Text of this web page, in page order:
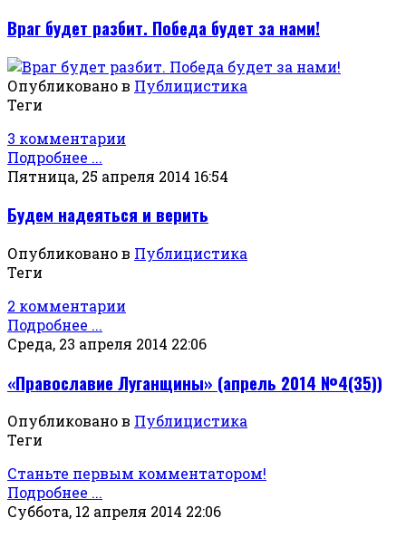
Враг будет разбит. Победа будет за нами!
Опубликовано в Публицистика
Теги
3 комментарии
Подробнее ...
Пятница, 25 апреля 2014 16:54
Будем надеяться и верить
Опубликовано в Публицистика
Теги
2 комментарии
Подробнее ...
Среда, 23 апреля 2014 22:06
«Православие Луганщины» (апрель 2014 №4(35))
Опубликовано в Публицистика
Теги
Станьте первым комментатором!
Подробнее ...
Суббота, 12 апреля 2014 22:06